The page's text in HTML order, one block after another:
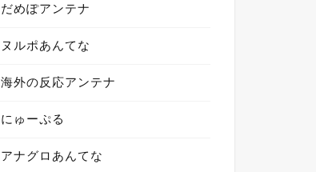
だめぽアンテナ
ヌルポあんてな
海外の反応アンテナ
にゅーぷる
アナグロあんてな